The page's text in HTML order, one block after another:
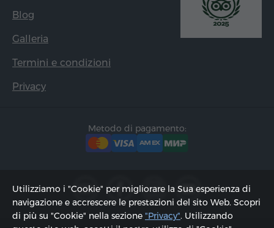
Blog
Galleria
Termini e condizioni
Privacy
Metodo di pagamento:
Utilizziamo i "Cookie" per migliorare la Sua esperienza di
navigazione e accrescere le prestazioni del sito Web. Scopri
di più su "Cookie" nella sezione "Privacy". Utilizzando